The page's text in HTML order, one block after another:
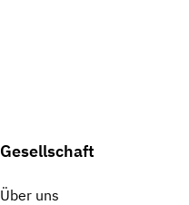
Gesellschaft
Über uns